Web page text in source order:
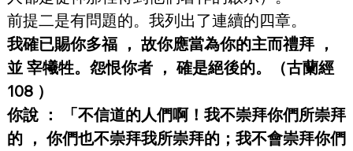
前提二是有問題的。我列出了連續的四章。
我確已賜你多福 ， 故你應當為你的主而禮拜 ，
並 宰犧牲。怨恨你者 ， 確是絕後的。（古蘭經
108 ）
你說 ： 「不信道的人們啊！我不崇拜你們所崇拜
的 ， 你們也不崇拜我所崇拜的；我不會崇拜你們